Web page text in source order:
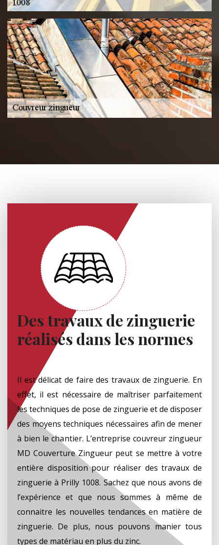
Des travaux de zinguerie
réalisés dans les normes
Il est délicat de faire des travaux de zinguerie. En
effet, il est nécessaire de maîtriser parfaitement
les techniques de pose de zinguerie et de disposer
des moyens techniques nécessaires afin de mener
à bien le chantier. L’entreprise couvreur zingueur
MD Couverture Zingueur peut se mettre à votre
entière disposition pour réaliser des travaux de
zinguerie à Prilly 1008. Sachez que nous avons de
l’expérience et que nous sommes à même de
connaitre les nouvelles tendances en matière de
zinguerie. De plus, nous pouvons manier tous
types de matériau en plus du zinc.